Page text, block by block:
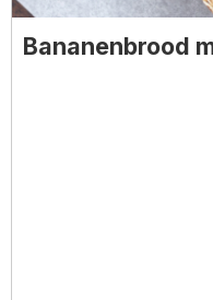
Bananenbrood